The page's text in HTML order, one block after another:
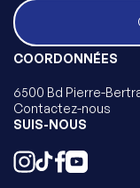
COORDONNÉES
6500 Bd Pierre-
Contactez-nous
SUIS-NOUS